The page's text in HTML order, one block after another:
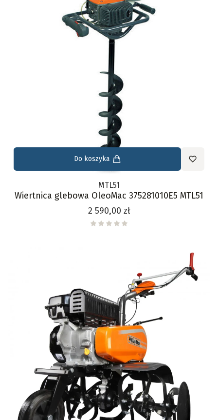
Do koszyka
MTL51
Wiertnica glebowa OleoMac 375281010E5 MTL51
Cena
2 590,00 zł